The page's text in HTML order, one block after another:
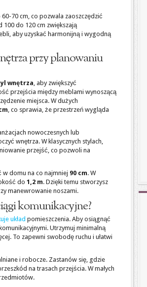
70 cm, co pozwala zaoszczędzić
100 do 120 cm zwiększają
aby uzyskać harmonijną i wygodną
przy planowaniu
wnętrza, aby zwiększyć
przejścia między meblami wynoszącą
miejsca. W dużych
, co sprawia, że przestrzeń wygląda
nowoczesnych lub
wnętrza. W klasycznych stylach,
przejść, co pozwoli na
domu na co najmniej 90 cm. W
do 1,2 m. Dzięki temu stworzysz
manewrowanie noszami.
komunikacyjne?
układ pomieszczenia. Aby osiągnąć
Utrzymuj minimalną
To zapewni swobodę ruchu i ułatwi
i robocze. Zastanów się, gdzie
na trasach przejścia. W małych